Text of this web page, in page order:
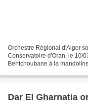
Orchestre Régional d'Alger
Conservatoire d'Oran, le 10/
Bentchoubane à la
Dar El Gharnatia